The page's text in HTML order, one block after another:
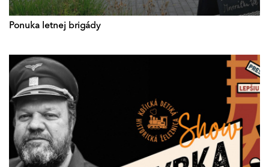
Ponuka letnej brigády